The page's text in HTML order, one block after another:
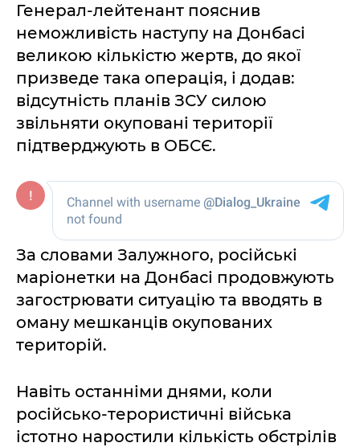
Генерал-лейтенант пояснив
неможливість наступу на Донбасі
великою кількістю жертв, до якої
призведе така операція, і додав:
відсутність планів ЗСУ силою
звільняти окуповані території
підтверджують в ОБСЄ.
За словами Залужного, російські
маріонетки на Донбасі продовжують
загострювати ситуацію та вводять в
оману мешканців окупованих
територій.
Навіть останніми днями, коли
російсько-терористичні війська
істотно наростили кількість обстрілів